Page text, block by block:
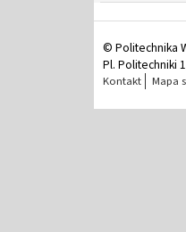
© Politechnika
Pl. Politechniki
Kontakt Mapa